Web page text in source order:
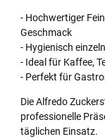
- Hochwertiger
Geschmack
- Hygienisch
- Ideal für Kaffee,
- Perfekt für
Die Alfredo
professionelle
täglichen Einsatz.